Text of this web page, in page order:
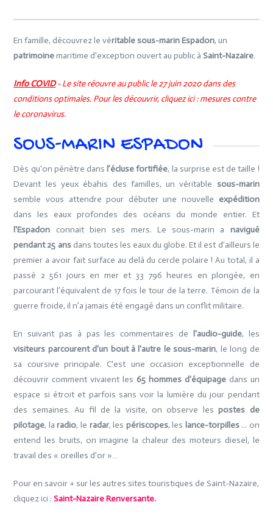
En famille, découvrez le véritable sous-marin Espadon, un
patrimoinemaritime d'exception ouvert au public à Saint-Nazaire.
Info COVID- Le site réouvre au public le 27 juin 2020 dans des
conditions optimales. Pour les découvrir, cliquez ici :mesures contre
le coronavirus.
SOUS-MARIN ESPADON
Dès qu'on pénètre dans l’écluse fortifiée, la surprise est de taille !
Devant les yeux ébahis des familles, un véritable sous-marin
semble vous attendre pour débuter une nouvelle expédition
dans les eaux profondes des océans du monde entier. Et
l'Espadon connait bien ses mers. Le sous-marin a navigué
pendant 25 ansdans toutes les eaux du globe. Et il est d'ailleurs le
premier a avoir fait surface au delà du cercle polaire ! Au total, il a
passé 2 561 jours en mer et 33 796 heures en plongée, en
parcourant l’équivalent de 17 fois le tour de la terre. Témoin de la
guerre froide, il n’a jamais été engagé dans un conflit militaire.
En suivant pas à pas les commentaires de l'audio-guide, les
visiteurs parcourent d'un bout à l'autre le sous-marin, le long de
sa coursive principale. C'est une occasion exceptionnelle de
découvrir comment vivaient les 65 hommes d'équipage dans un
espace si étroit et parfois sans voir la lumière du jour pendant
des semaines. Au fil de la visite, on observe lespostes de
pilotage, laradio, le radar, les périscopes, les lance-torpilles... on
entend les bruits, on imagine la chaleur des moteurs diesel, le
travail des « oreilles d’or »…
Pour en savoir + sur les autres sites touristiques de Saint-Nazaire,
cliquez ici :Saint-Nazaire Renversante.